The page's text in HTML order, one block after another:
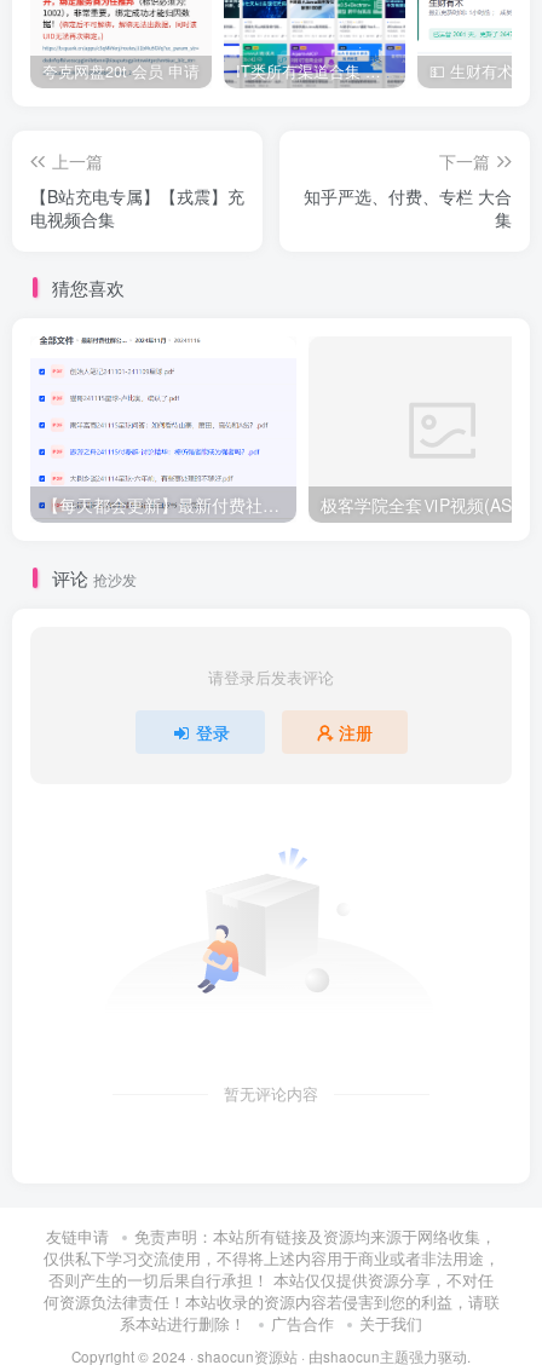
夸克网盘20t 会员 申请 IT类所有渠道合集 持续日更，目前近四千多条资源 年费用户微信私信获取权限
上一篇
【B站充电专属】【戎震】充
电视频合集
下一篇
知乎严选、付费、专栏 大合
集
猜您喜欢
【每天都会更新】最新付费社群公众号文章 极客学院全套ⅥP视频(AS版)
评论 抢沙发
请登录后发表评论
登录 注册
暂无评论内容
友链申请
免责声明：本站所有链接及资源均来源于网络收集，
仅供私下学习交流使用，不得将上述内容用于商业或者非法用途，
否则产生的一切后果自行承担！ 本站仅仅提供资源分享，不对任
何资源负法律责任！本站收录的资源内容若侵害到您的利益，请联
系本站进行删除！
广告合作 关于我们
Copyright © 2024 · shaocun资源站 · 由shaocun主题强力驱动.